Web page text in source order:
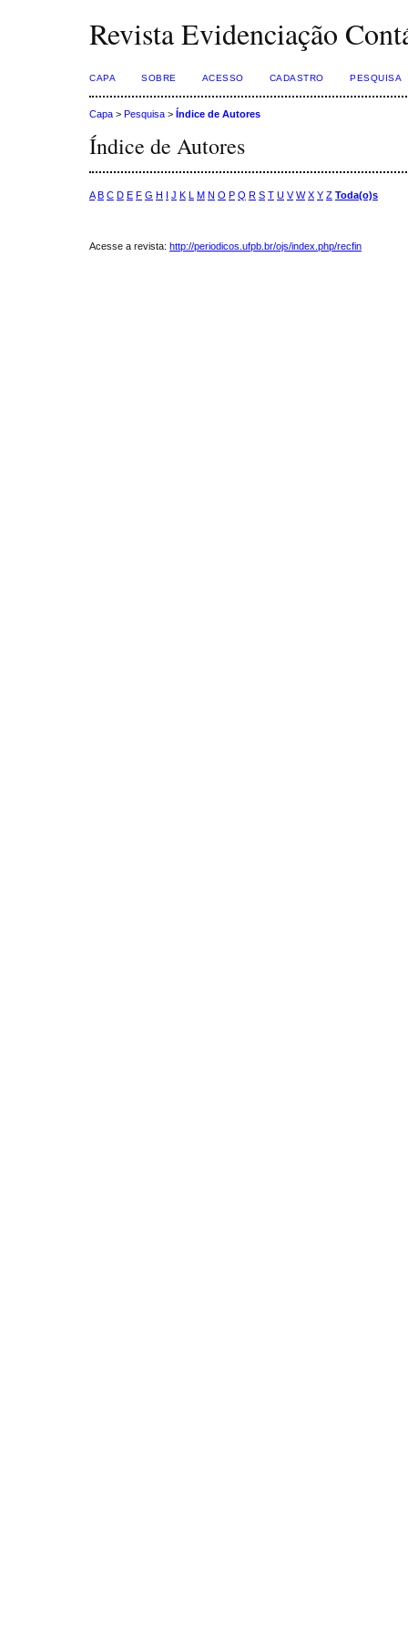
Revista Evidenciação
CAPA SOBRE ACESSO CADASTRO PESQUISA
Capa > Pesquisa > Índice de Autores
Índice de Autores
A B C D E F G H I J K L M N O P Q R S T U V W X Y Z Toda(o)s
Acesse a revista: http://periodicos.ufpb.br/ojs/index.php/recfin